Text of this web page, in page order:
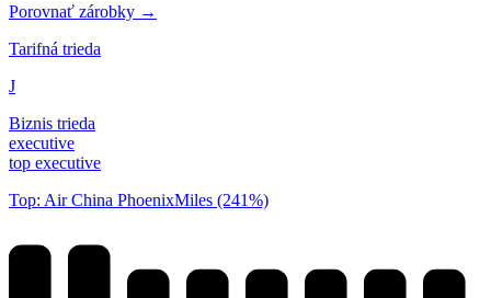
Porovnať zárobky →
Tarifná trieda
J
Biznis trieda
executive
top executive
Top: Air China PhoenixMiles (241%)